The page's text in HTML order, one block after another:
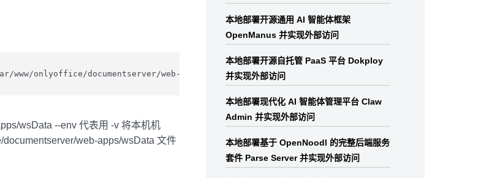
documentserver/web-apps/wsData --env
wsData --env 代表用 -v 将本机机
web-apps/wsData 文件
本地部署开源通用 AI 智能体框架
OpenManus 并实现外部访问
本地部署开源自托管 PaaS 平台 Dokploy
并实现外部访问
本地部署现代化 AI 智能体管理平台 Claw
Admin 并实现外部访问
本地部署基于 OpenNoodl 的完整后端服务
套件 Parse Server 并实现外部访问